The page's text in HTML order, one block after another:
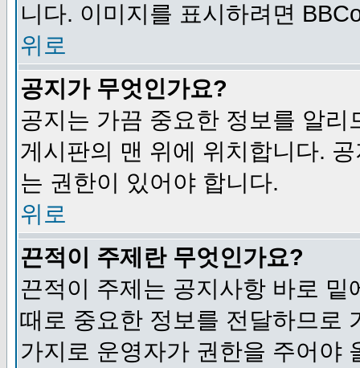
니다. 이미지를 표시하려면
위로
공지가 무엇인가요?
공지는 가끔 중요한 정보를 알
게시판의 맨 위에 위치합니다.
는 권한이 있어야 합니다.
위로
끈적이 주제란 무엇인가요?
끈적이 주제는 공지사항 바로
때로 중요한 정보를 전달하므로
가지로 운영자가 권한을 주어야